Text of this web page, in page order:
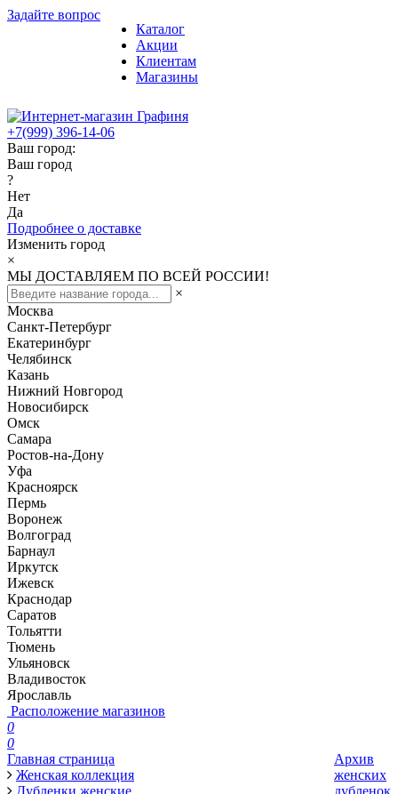
Задайте вопрос
Каталог
Акции
Клиентам
Магазины
+7(999) 396-14-06
Ваш город:
Ваш город
?
Нет
Да
Подробнее о доставке
Изменить город
×
МЫ ДОСТАВЛЯЕМ ПО ВСЕЙ РОССИИ!
×
Москва
Санкт-Петербург
Екатеринбург
Челябинск
Казань
Нижний Новгород
Новосибирск
Омск
Самара
Ростов-на-Дону
Уфа
Красноярск
Пермь
Воронеж
Волгоград
Барнаул
Иркутск
Ижевск
Краснодар
Саратов
Тольятти
Тюмень
Ульяновск
Владивосток
Ярославль
Расположение магазинов
0
0
Главная страница
Женская коллекция
Дубленки женские
Архив
женских
дубленок